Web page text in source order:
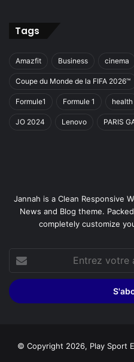
Tags
Amazfit Business cinema
Coupe du Monde de la FIFA 2026™
Formule1 Formule 1 health
JO 2024 Lenovo PARIS
Jannah is a Clean Responsive
News and Blog theme.
completely customize
votre
adresse
Email
© Copyright 2026, Play Sport